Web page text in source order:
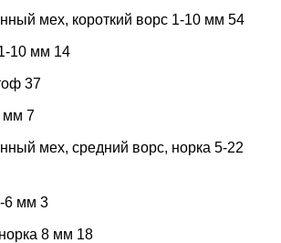
мех, короткий ворс 1-10 мм 54
10 мм 14
37
мм 7
мех, средний ворс, норка 5-22
6 мм 3
8 мм 18